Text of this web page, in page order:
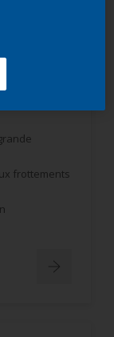
frottements